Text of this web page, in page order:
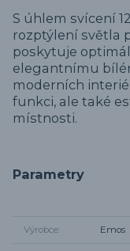
S úhlem svícení
rozptýlení světla
poskytuje
elegantnímu
moderních
funkci, ale také
místnosti.
Parametry
Výrobce Emos